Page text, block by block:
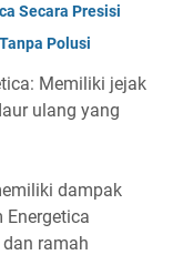
Secara Presisi
Polusi
Memiliki jejak
ulang yang
dampak
Energetica
ramah